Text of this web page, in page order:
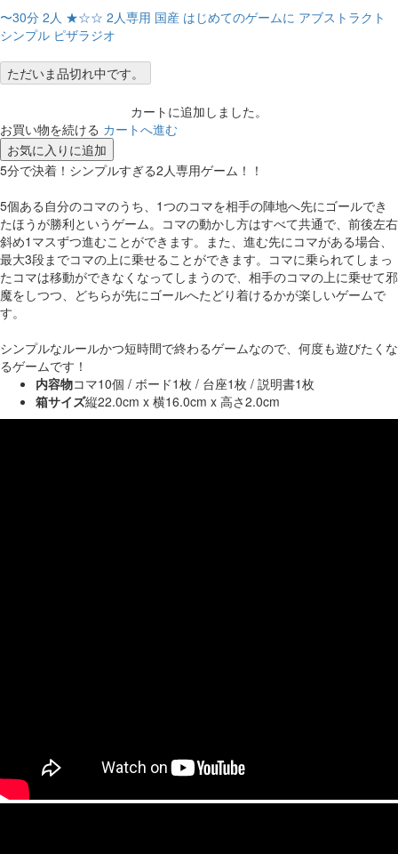
〜30分 2人 ★☆☆ 2人専用 国産 はじめてのゲームに アブストラクト
シンプル ピザラジオ
ただいま品切れ中です。
カートに追加しました。
お買い物を続ける カートへ進む
お気に入りに追加
5分で決着！シンプルすぎる2人専用ゲーム！！
5個ある自分のコマのうち、1つのコマを相手の陣地へ先にゴールでき
たほうが勝利というゲーム。コマの動かし方はすべて共通で、前後左右
斜め1マスずつ進むことができます。また、進む先にコマがある場合、
最大3段までコマの上に乗せることができます。コマに乗られてしまっ
たコマは移動ができなくなってしまうので、相手のコマの上に乗せて邪
魔をしつつ、どちらが先にゴールへたどり着けるかが楽しいゲームで
す。
シンプルなルールかつ短時間で終わるゲームなので、何度も遊びたくな
るゲームです！
内容物コマ10個 / ボード1枚 / 台座1枚 / 説明書1枚
箱サイズ縦22.0cm x 横16.0cm x 高さ2.0cm